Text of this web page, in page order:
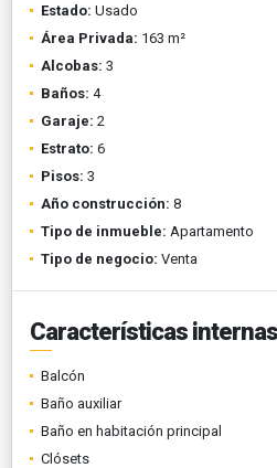
Estado: Usado
Área Privada: 163 m²
Alcobas: 3
Baños: 4
Garaje: 2
Estrato: 6
Pisos: 3
Año construcción: 8
Tipo de inmueble: Apartamento
Tipo de negocio: Venta
Características internas
Balcón
Baño auxiliar
Baño en habitación principal
Clósets